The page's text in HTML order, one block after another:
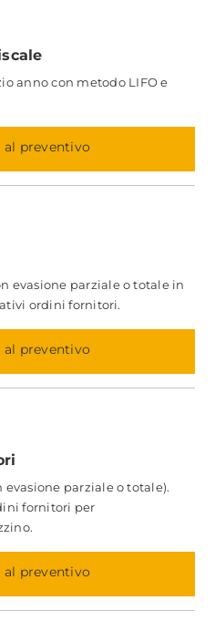
anno con metodo LIFO e
preventivo
evasione parziale o totale in
ordini fornitori.
preventivo
parziale o totale).
fornitori per
preventivo